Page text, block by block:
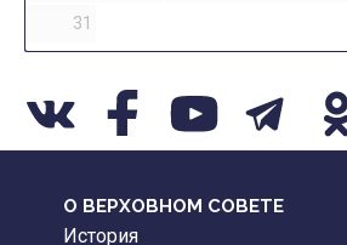
31
О ВЕРХОВНОМ СОВЕТЕ
История